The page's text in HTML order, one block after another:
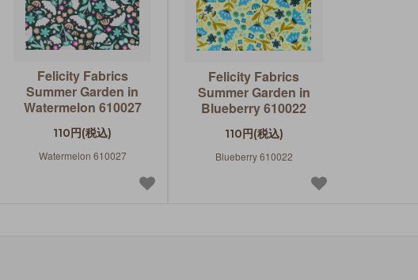
Felicity Fabrics
Summer Garden in
Watermelon 610027
110円(税込)
Watermelon 610027
Felicity Fabrics
Summer Garden in
Blueberry 610022
110円(税込)
Blueberry 610022